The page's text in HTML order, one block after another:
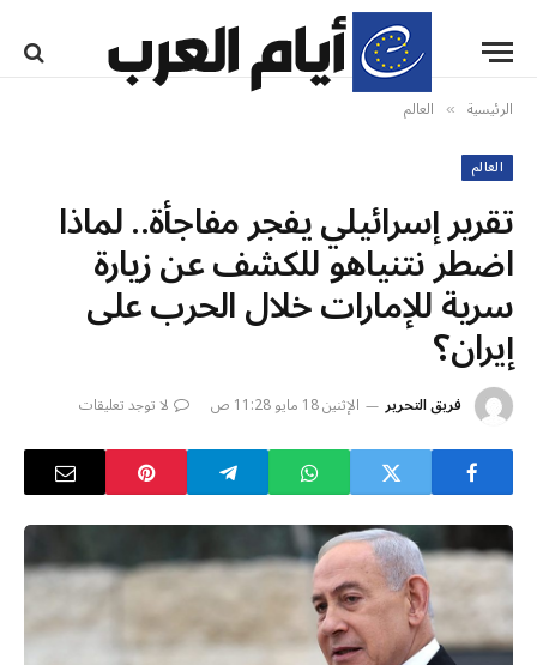
الرئيسية » العالم
العالم
تقرير إسرائيلي يفجر مفاجأة.. لماذا
اضطر نتنياهو للكشف عن زيارة
سرية للإمارات خلال الحرب على
إيران؟
فريق التحرير الإثنين 18 مايو 11:28 ص لا توجد تعليقات